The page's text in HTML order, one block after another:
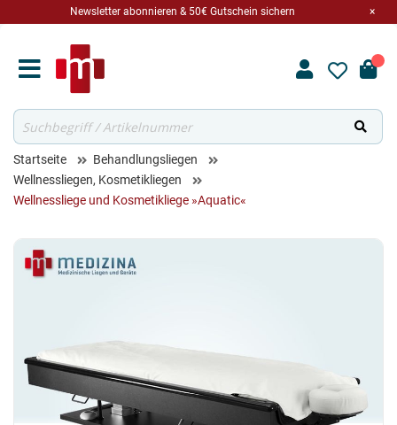
×
Newsletter abonnieren & 50€ Gutschein sichern
Suche
Startseite
Behandlungsliegen
Wellnessliegen, Kosmetikliegen
Wellnessliege und Kosmetikliege »Aquatic«